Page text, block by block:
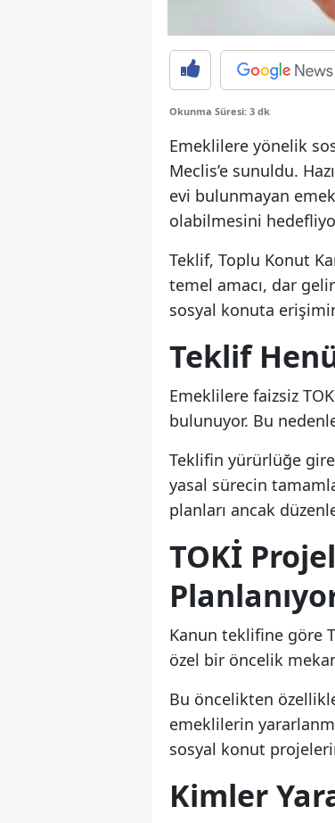
Okunma Süresi: 3 dk
Emeklilere yönelik
Meclis’e sunuldu.
evi bulunmayan
olabilmesini
Teklif, Toplu Konut
temel amacı, dar
sosyal konuta
Teklif
Emeklilere faizsiz
bulunuyor. Bu
Teklifin yürürlüğe
yasal sürecin
planları ancak
TOKİ
Kanun teklifine göre
özel bir öncelik
Bu öncelikten
emeklilerin
sosyal konut
Kimler